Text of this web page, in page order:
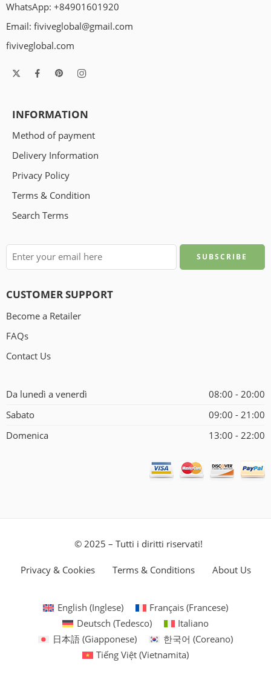
WhatsApp: +84901601920
Email: fiviveglobal@gmail.com
fiviveglobal.com
INFORMATION
Method of payment
Delivery Information
Privacy Policy
Terms & Condition
Search Terms
CUSTOMER SUPPORT
Become a Retailer
FAQs
Contact Us
Da lunedì a venerdì
08:00 - 20:00
Sabato
09:00 - 21:00
Domenica
13:00 - 22:00
© 2025 – Tutti i diritti riservati!
Privacy & Cookies Terms & Conditions About Us
English (Inglese) Français (Francese)
Deutsch (Tedesco)
Italiano
日本語 (Giapponese) 한국어 (Coreano)
Tiếng Việt (Vietnamita)